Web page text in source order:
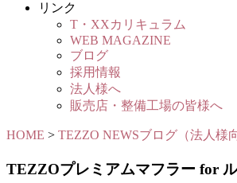
リンク
T・XXカリキュラム
WEB MAGAZINE
ブログ
採用情報
法人様へ
販売店・整備工場の皆様へ
HOME > TEZZO NEWSブログ（法人様
TEZZOプレミアムマフラー for